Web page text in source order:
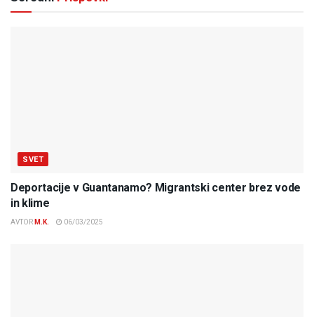
SVET
Deportacije v Guantanamo? Migrantski center brez vode
in klime
AVTOR M.K. 06/03/2025